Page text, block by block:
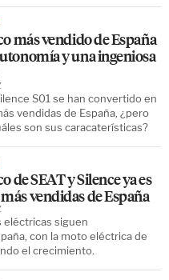
más vendido de España
y una ingeniosa
S01 se han convertido en
vendidas de España, ¿pero
son sus caracaterísticas?
de SEAT y Silence ya es
vendidas de España
eléctricas siguen
con la moto eléctrica de
el crecimiento.